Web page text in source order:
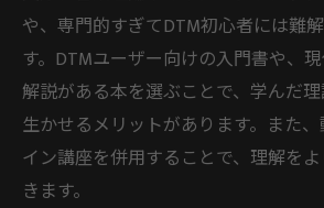
や、専門的すぎてDTM初心者には難
す。DTMユーザー向けの入門書や、
解説がある本を選ぶことで、学んだ
生かせるメリットがあります。また
イン講座を併用することで、理解を
きます。